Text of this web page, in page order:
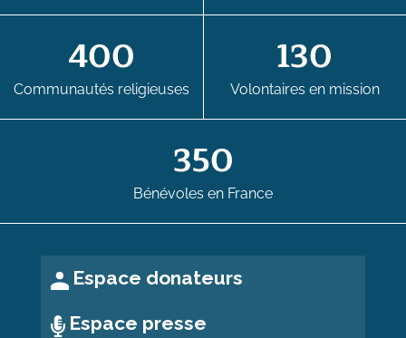
400
Communautés religieuses
130
Volontaires en mission
350
Bénévoles en France
Espace donateurs
Espace presse